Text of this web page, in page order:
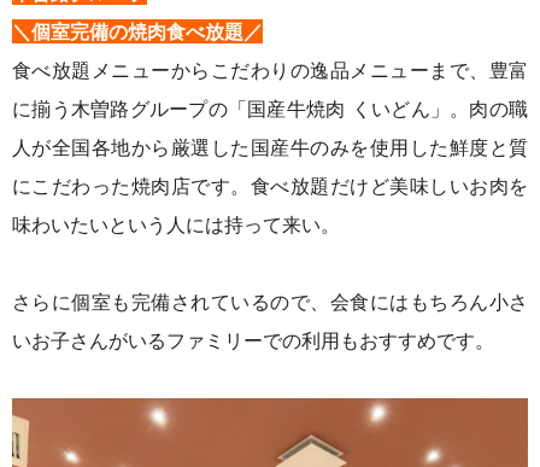
＼個室完備の焼肉食べ放題／
食べ放題メニューからこだわりの逸品メニューまで、豊富
に揃う木曽路グループの「国産牛焼肉 くいどん」。肉の職
人が全国各地から厳選した国産牛のみを使用した鮮度と質
にこだわった焼肉店です。食べ放題だけど美味しいお肉を
味わいたいという人には持って来い。
さらに個室も完備されているので、会食にはもちろん小さ
いお子さんがいるファミリーでの利用もおすすめです。